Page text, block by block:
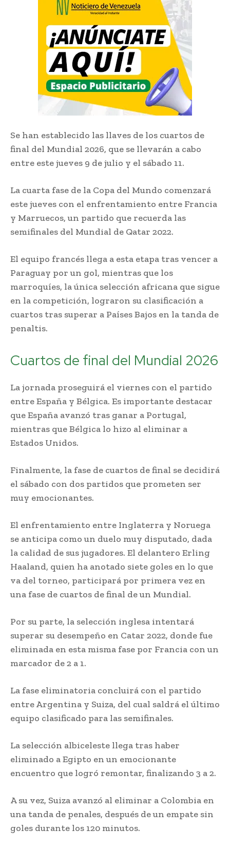
Se han establecido las llaves de los cuartos de
final del Mundial 2026, que se llevarán a cabo
entre este jueves 9 de julio y el sábado 11.
La cuarta fase de la Copa del Mundo comenzará
este jueves con el enfrentamiento entre Francia
y Marruecos, un partido que recuerda las
semifinales del Mundial de Qatar 2022.
El equipo francés llega a esta etapa tras vencer a
Paraguay por un gol, mientras que los
marroquíes, la única selección africana que sigue
en la competición, lograron su clasificación a
cuartos tras superar a Países Bajos en la tanda de
penaltis.
Cuartos de final del Mundial 2026
La jornada proseguirá el viernes con el partido
entre España y Bélgica. Es importante destacar
que España avanzó tras ganar a Portugal,
mientras que Bélgica lo hizo al eliminar a
Estados Unidos.
Finalmente, la fase de cuartos de final se decidirá
el sábado con dos partidos que prometen ser
muy emocionantes.
El enfrentamiento entre Inglaterra y Noruega
se anticipa como un duelo muy disputado, dada
la calidad de sus jugadores. El delantero Erling
Haaland, quien ha anotado siete goles en lo que
va del torneo, participará por primera vez en
una fase de cuartos de final de un Mundial.
Por su parte, la selección inglesa intentará
superar su desempeño en Catar 2022, donde fue
eliminada en esta misma fase por Francia con un
marcador de 2 a 1.
La fase eliminatoria concluirá con el partido
entre Argentina y Suiza, del cual saldrá el último
equipo clasificado para las semifinales.
La selección albiceleste llega tras haber
eliminado a Egipto en un emocionante
encuentro que logró remontar, finalizando 3 a 2.
A su vez, Suiza avanzó al eliminar a Colombia en
una tanda de penales, después de un empate sin
goles durante los 120 minutos.